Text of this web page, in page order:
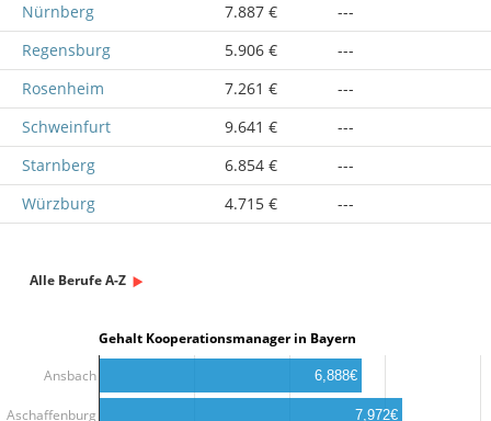
Nürnberg
7.887 €
---
Regensburg
5.906 €
---
Rosenheim
7.261 €
---
Schweinfurt
9.641 €
---
Starnberg
6.854 €
---
Würzburg
4.715 € ---
Alle Berufe A-Z
Gehalt Kooperationsmanager in Bayern
Ansbach
Aschaffenburg
6,888€
7,972€